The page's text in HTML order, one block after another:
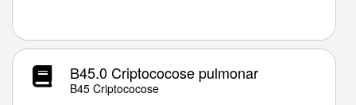
B45.0 Criptococose pulmonar
B45 Criptococose